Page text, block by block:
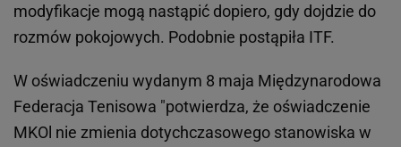
modyfikacje mogą nastąpić dopiero, gdy dojdzie do
rozmów pokojowych. Podobnie postąpiła ITF.
W oświadczeniu wydanym 8 maja Międzynarodowa
Federacja Tenisowa "potwierdza, że oświadczenie
MKOl nie zmienia dotychczasowego stanowiska w